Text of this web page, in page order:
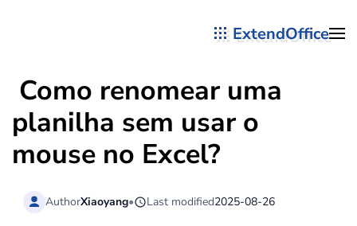
ExtendOffice
Como renomear uma
planilha sem usar o
mouse no Excel?
AuthorXiaoyang• Last modified2025-08-26